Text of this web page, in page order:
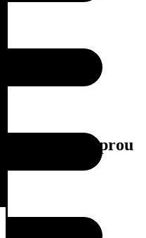
também comprou